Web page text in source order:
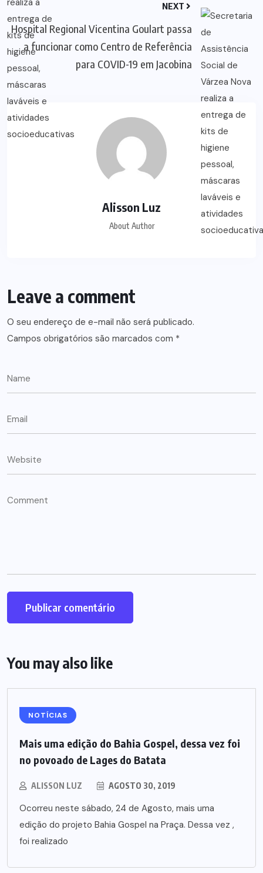
NEXT
Hospital Regional Vicentina Goulart passa
a funcionar como Centro de Referência
para COVID-19 em Jacobina
Alisson Luz
About Author
Leave a comment
O seu endereço de e-mail não será publicado.
Campos obrigatórios são marcados com *
You may also like
NOTÍCIAS
Mais uma edição do Bahia Gospel, dessa vez foi
no povoado de Lages do Batata
ALISSON LUZ AGOSTO 30, 2019
Ocorreu neste sábado, 24 de Agosto, mais uma
edição do projeto Bahia Gospel na Praça. Dessa vez ,
foi realizado